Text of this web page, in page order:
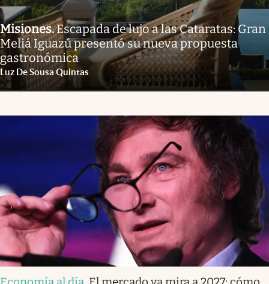
Misiones.Escapada de lujo a las Cataratas: Gran
Meliá Iguazú presentó su nueva propuesta
gastronómica
Luz De Sousa Quintas